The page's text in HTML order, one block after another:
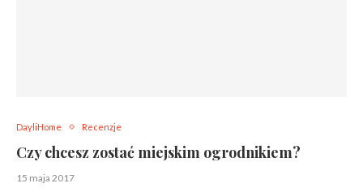
DayliHome Recenzje
Czy chcesz zostać miejskim ogrodnikiem?
15 maja 2017